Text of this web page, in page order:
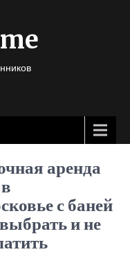
аренда
с баней
и не